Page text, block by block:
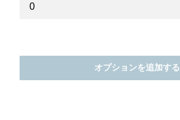
オプションを追加する